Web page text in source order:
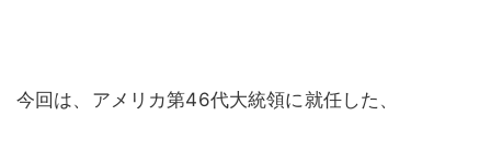
今回は、アメリカ第46代大統領に就任した、